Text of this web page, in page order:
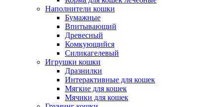
Наполнители кошки
Бумажные
Впитывающий
Древесный
Комкующийся
Силикагелевый
Игрушки кошки
Дразнилки
Интерактивные для кошек
Мягкие для кошек
Мячики для кошек